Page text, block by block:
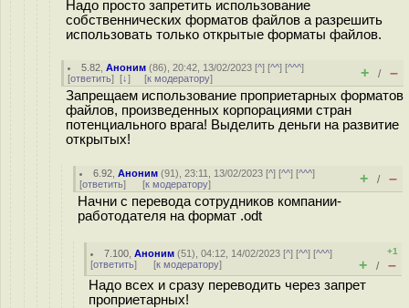
Надо просто запретить использование
собственнических форматов файлов а разрешить
использовать только открытые форматы файлов.
5.82 ,Аноним (86), 20:42, 13/02/2023 [^] [^^] [^^^]
[ответить] [↓] [к модератору] + / –
Запрещаем использование проприетарных форматов
файлов, произведенных корпорациями стран
потенциального врага! Выделить деньги на развитие
открытых!
6.92 ,Аноним (91), 23:11, 13/02/2023 [^] [^^] [^^^]
[ответить] [к модератору] + / –
Начни с перевода сотрудников компании-
работодателя на формат .odt
7.100 ,Аноним (51), 04:12, 14/02/2023 [^] [^^] [^^^]
[ответить] [к модератору]
+1
+ / –
Надо всех и сразу переводить через запрет
проприетарных!